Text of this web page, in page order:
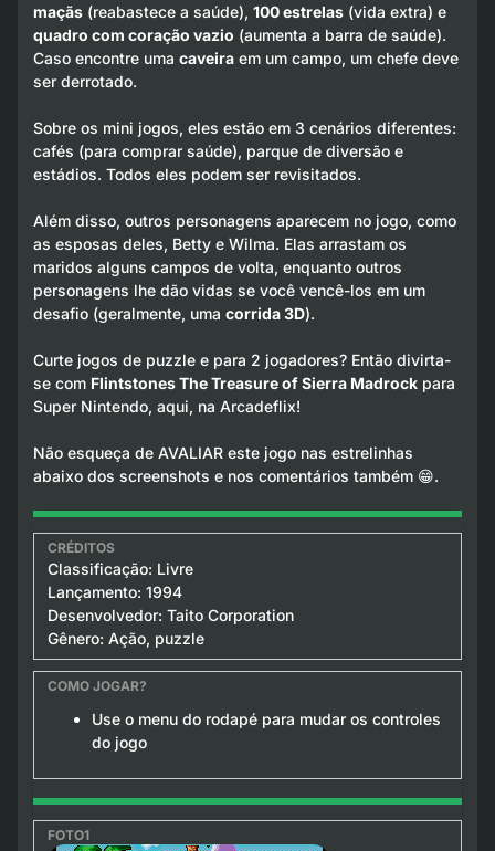
maçãs(reabastece a saúde), 100 estrelas(vida extra) e
quadro com coração vazio (aumenta a barra de saúde).
Caso encontre uma caveiraem um campo, um chefe deve
ser derrotado.
Sobre os mini jogos, eles estão em 3 cenários diferentes:
cafés (para comprar saúde), parque de diversão e
estádios. Todos eles podem ser revisitados.
Além disso, outros personagens aparecem no jogo, como
as esposas deles, Betty e Wilma. Elas arrastam os
maridos alguns campos de volta, enquanto outros
personagens lhe dão vidas se você vencê-los em um
desafio (geralmente, uma corrida 3D).
Curte jogos de puzzle e para 2 jogadores? Então divirta-
se com Flintstones The Treasure of Sierra Madrockpara
Super Nintendo, aqui, na Arcadeflix!
Não esqueça de AVALIAR este jogo nas estrelinhas
abaixo dos screenshots e nos comentários também 😁.
Classificação: Livre
Lançamento: 1994
Desenvolvedor: Taito Corporation
Gênero: Ação, puzzle
Use o menu do rodapé para mudar os controles
do jogo